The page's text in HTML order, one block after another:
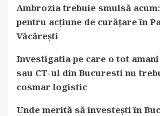
Ambrozia trebuie smulsă
pentru acțiune de curățare în
Văcărești
Investigatia pe care o tot
sau CT-ul din Bucuresti nu
cosmar logistic
Unde merită să investești în